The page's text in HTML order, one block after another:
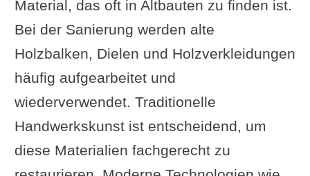
Material, das oft in Altbauten zu finden ist.
Bei der Sanierung werden alte
Holzbalken, Dielen und Holzverkleidungen
häufig aufgearbeitet und
wiederverwendet. Traditionelle
Handwerkskunst ist entscheidend, um
diese Materialien fachgerecht zu